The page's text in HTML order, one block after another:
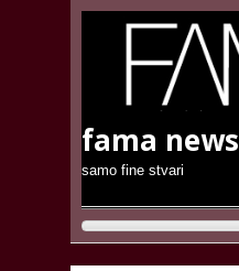
fama news
samo fine stvari